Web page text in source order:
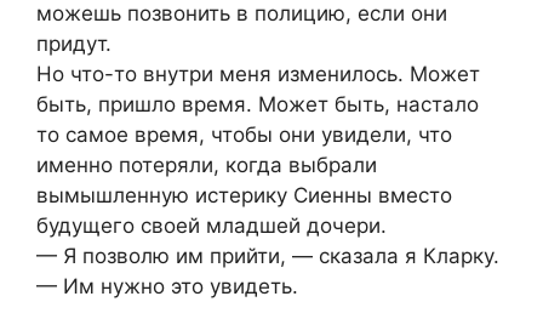
можешь позвонить в полицию, если они
придут.
Но что-то внутри меня изменилось. Может
быть, пришло время. Может быть, настало
то самое время, чтобы они увидели, что
именно потеряли, когда выбрали
вымышленную истерику Сиенны вместо
будущего своей младшей дочери.
— Я позволю им прийти, — сказала я Кларку.
— Им нужно это увидеть.